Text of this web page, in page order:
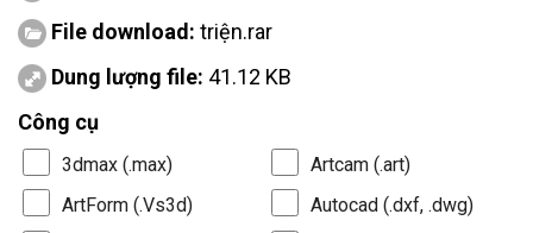
File download: triện.rar
Dung lượng file: 41.12 KB
Công cụ
3dmax (.max)
Artcam (.art)
ArtForm (.Vs3d)
Autocad (.dxf, .dwg)